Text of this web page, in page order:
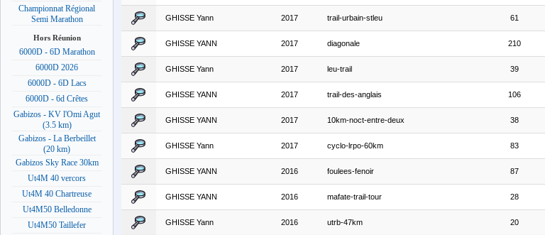
Championnat Régional
Semi Marathon
Hors Réunion
6000D - 6D Marathon
6000D 2026
6000D - 6D Lacs
6000D - 6d Crêtes
Gabizos - KV l'Omi Agut
(3.5 km)
Gabizos - La Berbeillet
(20 km)
Gabizos Sky Race 30km
Ut4M 40 vercors
Ut4M 40 Chartreuse
Ut4M50 Belledonne
Ut4M50 Taillefer
GHISSE Yann 2017 trail-urbain-stleu 61
GHISSE YANN 2017 diagonale 210
GHISSE Yann 2017 leu-trail 39
GHISSE YANN 2017 trail-des-anglais 106
GHISSE YANN 2017 10km-noct-entre-deux 38
GHISSE Yann 2017 cyclo-lrpo-60km 83
GHISSE YANN 2016 foulees-fenoir 87
GHISSE YANN 2016 mafate-trail-tour 28
GHISSE Yann 2016 utrb-47km 20